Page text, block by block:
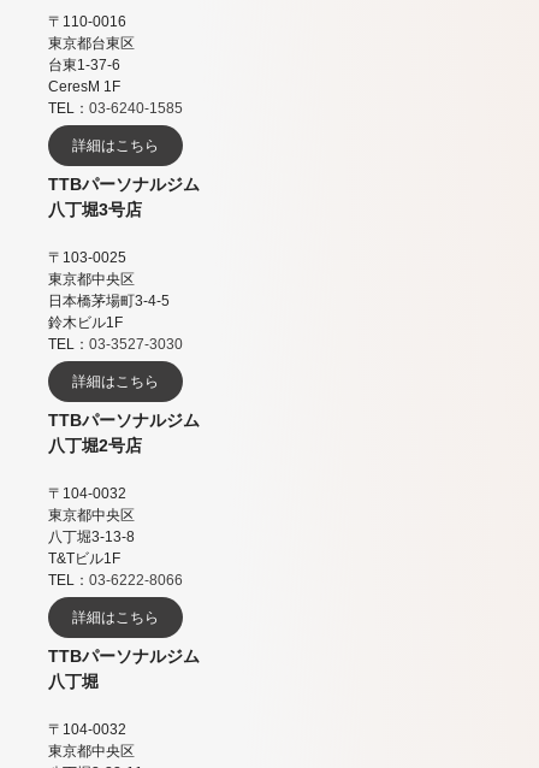
〒110-0016
東京都台東区
台東1-37-6
CeresM 1F
TEL： 03-6240-1585
詳細はこちら
TTBパーソナルジム
八丁堀3号店
〒103-0025
東京都中央区
日本橋茅場町3-4-5
鈴木ビル1F
TEL： 03-3527-3030
詳細はこちら
TTBパーソナルジム
八丁堀2号店
〒104-0032
東京都中央区
八丁堀3-13-8
T&Tビル1F
TEL： 03-6222-8066
詳細はこちら
TTBパーソナルジム
八丁堀
〒104-0032
東京都中央区